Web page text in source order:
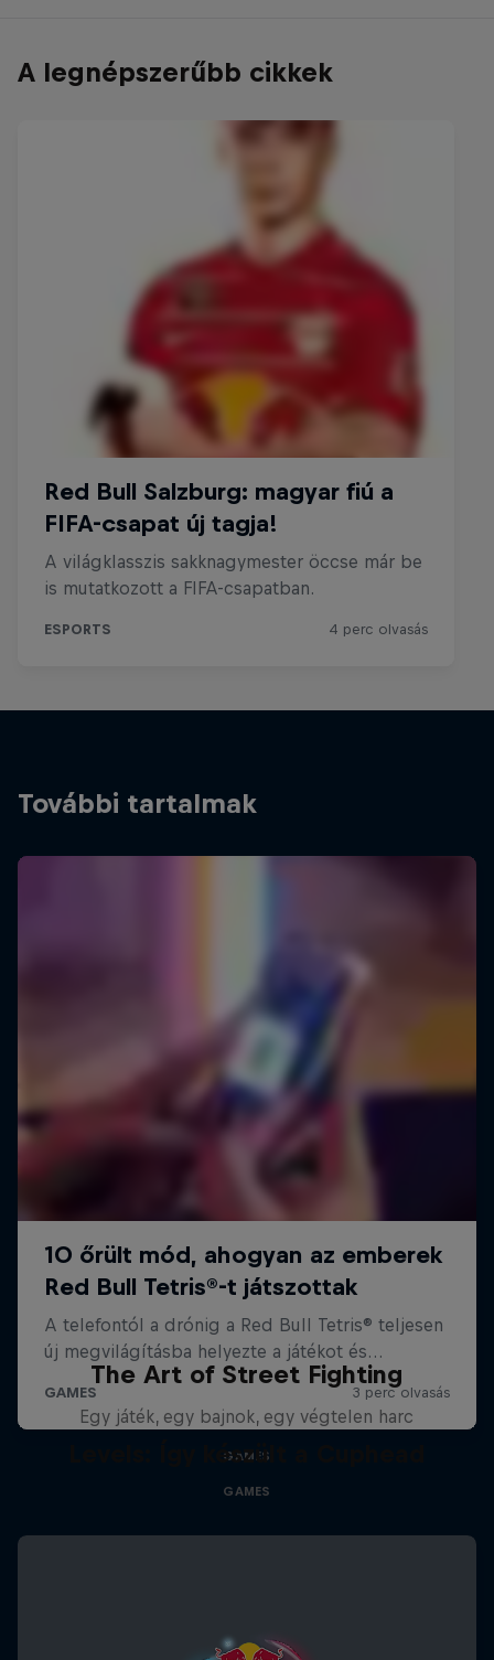
A legnépszerűbb cikkek
További tartalmak
The Art of Street Fighting
Egy játék, egy bajnok, egy végtelen harc
GAMES
Levels: Így készült a Cuphead
GAMES